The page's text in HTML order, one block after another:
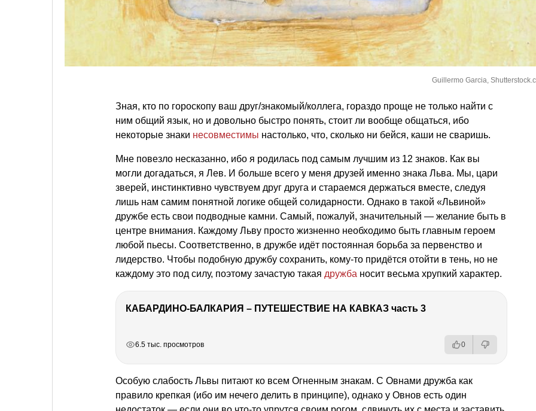
Guillermo Garcia,
Зная, кто по гороскопу ваш друг/знакомый/коллега, гораздо проще не только найти с
ним общий язык, но и довольно быстро понять, стоит ли вообще общаться, ибо
некоторые знаки несовместимы настолько, что, сколько ни бейся, каши не сваришь.
Мне повезло несказанно, ибо я родилась под самым лучшим из 12 знаков. Как вы
могли догадаться, я Лев. И больше всего у меня друзей именно знака Льва. Мы, цари
зверей, инстинктивно чувствуем друг друга и стараемся держаться вместе, следуя
лишь нам самим понятной логике общей солидарности. Однако в такой «Львиной»
дружбе есть свои подводные камни. Самый, пожалуй, значительный — желание быть в
центре внимания. Каждому Льву просто жизненно необходимо быть главным героем
любой пьесы. Соответственно, в дружбе идёт постоянная борьба за первенство и
лидерство. Чтобы подобную дружбу сохранить, кому-то придётся отойти в тень, но не
каждому это под силу, поэтому зачастую такая дружба носит весьма хрупкий характер.
КАБАРДИНО-БАЛКАРИЯ – ПУТЕШЕСТВИЕ НА КАВКАЗ часть 3
6.5 тыс. просмотров 0
Особую слабость Львы питают ко всем Огненным знакам. С Овнами дружба как
правило крепкая (ибо им нечего делить в принципе), однако у Овнов есть один